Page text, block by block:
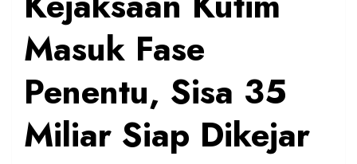
Masuk Fase
Penentu, Sisa 35
Miliar Siap Dikejar